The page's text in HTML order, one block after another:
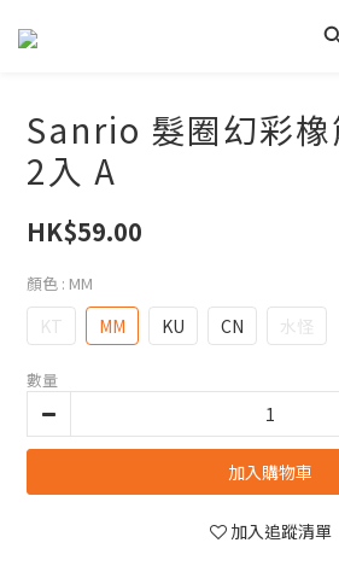
Sanrio 髮圈幻彩
2入 A
HK$59.00
顏色 : MM
KT MM KU CN 水怪
數量
加入購物車
加入追蹤清單